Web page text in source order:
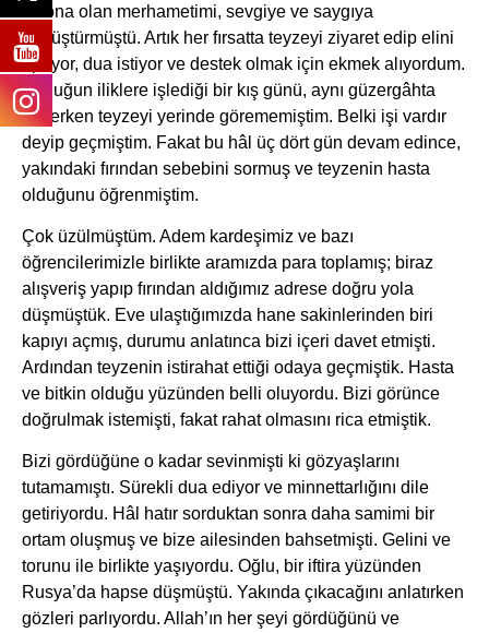
ve ona olan merhametimi, sevgiye ve saygıya
dönüştürmüştü. Artık her fırsatta teyzeyi ziyaret edip elini
öpüyor, dua istiyor ve destek olmak için ekmek alıyordum.
Soğuğun iliklere işlediği bir kış günü, aynı güzergâhta
ilerlerken teyzeyi yerinde görememiştim. Belki işi vardır
deyip geçmiştim. Fakat bu hâl üç dört gün devam edince,
yakındaki fırından sebebini sormuş ve teyzenin hasta
olduğunu öğrenmiştim.
Çok üzülmüştüm. Adem kardeşimiz ve bazı
öğrencilerimizle birlikte aramızda para toplamış; biraz
alışveriş yapıp fırından aldığımız adrese doğru yola
düşmüştük. Eve ulaştığımızda hane sakinlerinden biri
kapıyı açmış, durumu anlatınca bizi içeri davet etmişti.
Ardından teyzenin istirahat ettiği odaya geçmiştik. Hasta
ve bitkin olduğu yüzünden belli oluyordu. Bizi görünce
doğrulmak istemişti, fakat rahat olmasını rica etmiştik.
Bizi gördüğüne o kadar sevinmişti ki gözyaşlarını
tutamamıştı. Sürekli dua ediyor ve minnettarlığını dile
getiriyordu. Hâl hatır sorduktan sonra daha samimi bir
ortam oluşmuş ve bize ailesinden bahsetmişti. Gelini ve
torunu ile birlikte yaşıyordu. Oğlu, bir iftira yüzünden
Rusya’da hapse düşmüştü. Yakında çıkacağını anlatırken
gözleri parlıyordu. Allah’ın her şeyi gördüğünü ve